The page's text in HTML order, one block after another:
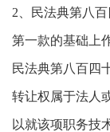
2、民法典第八
第一款的基础上
民法典第八百四
转让权属于法人
以就该项职务技